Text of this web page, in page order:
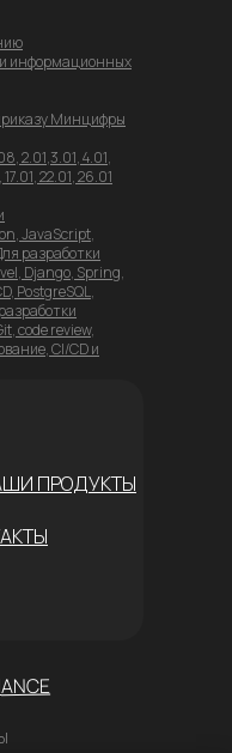
ПРОДУКТЫ
информационных
Минцифры
2.01,3.01, 4.01,
22.01, 26.01
JavaScript,
разработки
Django, Spring,
PostgreSQL,
code review,
CI/CD и